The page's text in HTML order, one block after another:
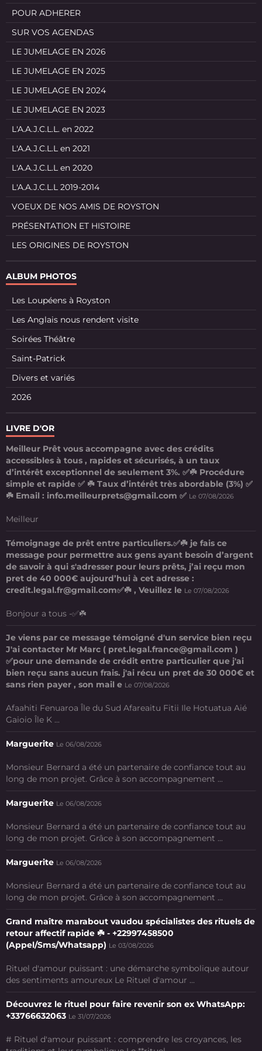
POUR ADHERER
SUR VOS AGENDAS
LE JUMELAGE EN 2026
LE JUMELAGE EN 2025
LE JUMELAGE EN 2024
LE JUMELAGE EN 2023
L'A.A.J.C.L.L. en 2022
L'A.A.J.C.L.L en 2021
L'A.A.J.C.L.L en 2020
L'A.A.J.C.L.L 2019-2014
VOEUX DE NOS AMIS DE ROYSTON
PRÉSENTATION ET HISTOIRE
LES ORIGINES DE ROYSTON
ALBUM PHOTOS
Les Loupéens à Royston
Les Anglais nous rendent visite
Soirées Théâtre
Saint-Patrick
Divers et variés
2026
LIVRE D'OR
Meilleur Prêt vous accompagne avec des crédits
accessibles à tous , rapides et sécurisés, à un taux
d’intérêt exceptionnel de seulement 3%. ✅☘️ Procédure
simple et rapide ✅ ☘️ Taux d’intérêt très abordable (3%) ✅
☘️ Email : info.meilleurprets@gmail.com ✅ Le 07/08/2026
Meilleur
Témoignage de prêt entre particuliers.✅☘️ je fais ce
message pour permettre aux gens ayant besoin d’argent
de savoir à qui s'adresser pour leurs prêts, j’ai reçu mon
pret de 40 000€ aujourd’hui à cet adresse :
credit.legal.fr@gmail.com✅☘️ , Veuillez le Le 07/08/2026
Bonjour a tous -✅☘️
Je viens par ce message témoigné d'un service bien reçu
J'ai contacter Mr Marc ( pret.legal.france@gmail.com )
✅pour une demande de crédit entre particulier que j'ai
bien reçu sans aucun frais. j'ai récu un pret de 30 000€ et
sans rien payer , son mail e Le 07/08/2026
Afaahiti Fenuaroa Île du Sud Afareaitu Fitii Ile Hotuatua Aié
Gaioio Île K ...
Marguerite Le 06/08/2026
Monsieur Bernard a été un partenaire de confiance tout au
long de mon projet. Grâce à son accompagnement ...
Marguerite Le 06/08/2026
Monsieur Bernard a été un partenaire de confiance tout au
long de mon projet. Grâce à son accompagnement ...
Marguerite Le 06/08/2026
Monsieur Bernard a été un partenaire de confiance tout au
long de mon projet. Grâce à son accompagnement ...
Grand maître marabout vaudou spécialistes des rituels de
retour affectif rapide ☘️ - +22997458500
(Appel/Sms/Whatsapp) Le 03/08/2026
Rituel d'amour puissant : une démarche symbolique autour
des sentiments amoureux Le Rituel d'amour ...
Découvrez le rituel pour faire revenir son ex WhatsApp:
+33766632063 Le 31/07/2026
# Rituel d'amour puissant : comprendre les croyances, les